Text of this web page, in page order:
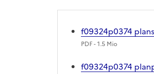
f09324p0374
PDF- 1.5 Mio
f09324p0374